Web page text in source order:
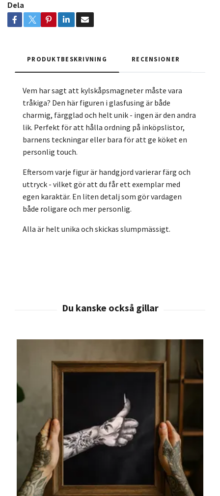
Dela
PRODUKTBESKRIVNING RECENSIONER
Vem har sagt att kylskåpsmagneter måste vara
tråkiga? Den här figuren i glasfusing är både
charmig, färgglad och helt unik - ingen är den andra
lik. Perfekt för att hålla ordning på inköpslistor,
barnens teckningar eller bara för att ge köket en
personlig touch.
Eftersom varje figur är handgjord varierar färg och
uttryck - vilket gör att du får ett exemplar med
egen karaktär. En liten detalj som gör vardagen
både roligare och mer personlig.
Alla är helt unika och skickas slumpmässigt.